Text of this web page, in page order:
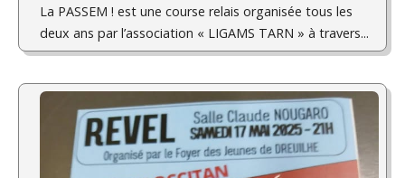
La PASSEM ! est une course relais organisée tous les
deux ans par l’association « LIGAMS TARN » à travers...